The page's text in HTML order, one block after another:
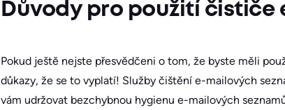
Důvody pro použití čističe
Pokud ještě nejste přesvědčeni o tom, že byste měli
důkazy, že se to vyplatí! Služby čištění e-mailových
vám udržovat bezchybnou hygienu e-mailových